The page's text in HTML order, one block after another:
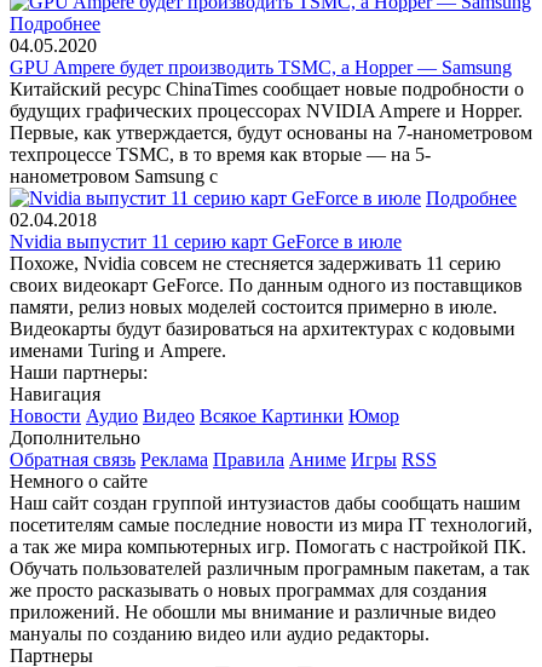
Подробнее
04.05.2020
GPU Ampere будет производить TSMC, а Hopper — Samsung
Китайский ресурс ChinaTimes сообщает новые подробности о
будущих графических процессорах NVIDIA Ampere и Hopper.
Первые, как утверждается, будут основаны на 7-нанометровом
техпроцессе TSMC, в то время как вторые — на 5-
нанометровом Samsung с
Подробнее
02.04.2018
Nvidia выпустит 11 серию карт GeForce в июле
Похоже, Nvidia совсем не стесняется задерживать 11 серию
своих видеокарт GeForce. По данным одного из поставщиков
памяти, релиз новых моделей состоится примерно в июле.
Видеокарты будут базироваться на архитектурах с кодовыми
именами Turing и Ampere.
Наши партнеры:
Навигация
Новости Аудио Видео Всякое Картинки Юмор
Дополнительно
Обратная связь Реклама Правила Аниме Игры RSS
Немного о сайте
Наш сайт создан группой интузиастов дабы сообщать нашим
посетителям самые последние новости из мира IT технологий,
а так же мира компьютерных игр. Помогать с настройкой ПК.
Обучать пользователей различным програмным пакетам, а так
же просто расказывать о новых программах для создания
приложений. Не обошли мы внимание и различные видео
мануалы по созданию видео или аудио редакторы.
Партнеры